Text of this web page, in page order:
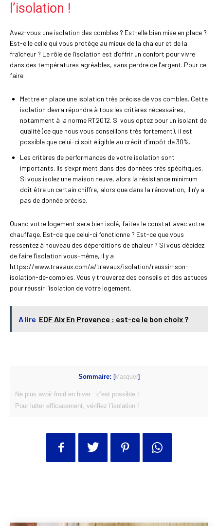
Sommaire: [Masquer]
Ne plus avoir froid en hiver : c’est possible !
Pour lutter efficacement, vérifiez l’isolation !
l’isolation !
Avez-vous une isolation des combles ? Est-elle bien mise en place ?
Est-elle celle qui vous protège au mieux de la chaleur et de la
fraîcheur ? Le rôle de l’isolation est d’offrir un confort pour vivre
dans des températures agréables, sans perdre de l’argent. Pour ce
faire :
Mettre en place une isolation très précise de vos combles. Cette
isolation devra répondre à tous les critères nécessaires,
notamment à la norme RT2012. Si vous optez pour un isolant de
qualité (ce que nous vous conseillons très fortement), il est
possible que celui-ci soit éligible au crédit d’impôt de 30%.
Les critères de performances de votre isolation sont
importants. Ils s’expriment dans des données très spécifiques.
Si vous isolez une maison neuve, alors la résistance minimum
doit être un certain chiffre, alors que dans la rénovation, il n’y a
pas de donnée précise.
Quand votre logement sera bien isolé, faites le constat avec votre
chauffage. Est-ce que celui-ci fonctionne ? Est-ce que vous
ressentez à nouveau des déperditions de chaleur ? Si vous décidez
de faire l’isolation vous-même, il y a
https://www.travaux.com/a/travaux/isolation/reussir-son-
isolation-de-combles. Vous y trouverez des conseils et des astuces
pour réussir l’isolation de votre logement.
A lire EDF Aix En Provence : est-ce le bon choix ?